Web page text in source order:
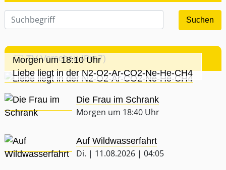
TV-Vorschau (Pro7)
Morgen um 18:10 Uhr
Liebe liegt in der N2-O2-Ar-CO2-Ne-He-CH4
Die Frau im Schrank
Morgen um 18:40 Uhr
Auf Wildwasserfahrt
Di. | 11.08.2026 | 04:05